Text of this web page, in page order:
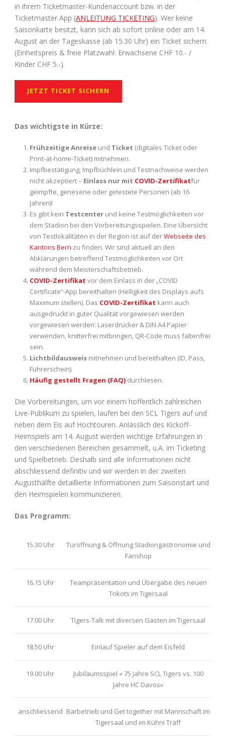
in ihrem Ticketmaster-Kundenaccount bzw. in der
Ticketmaster App (ANLEITUNG TICKETING). Wer keine
Saisonkarte besitzt, kann sich ab sofort online oder am 14.
August an der Tageskasse (ab 15.30 Uhr) ein Ticket sichern
(Einheitspreis & freie Platzwahl: Erwachsene CHF 10.- /
Kinder CHF 5.-).
JETZT TICKET SICHERN
Das wichtigste in Kürze:
Frühzeitige Anreise und Ticket (digitales Ticket oder
Print-at-home-Ticket) mitnehmen.
Impfbestätigung, Impfbüchlein und Testnachweise werden
nicht akzeptiert – Einlass nur mit COVID-Zertifikatfür
geimpfte, genesene oder getestete Personen (ab 16
Jahren)!
Es gibt kein Testcenter und keine Testmöglichkeiten vor
dem Stadion bei den Vorbereitungsspielen. Eine Übersicht
von Testlokalitäten in der Region ist auf derWebseite des
Kantons Bern zu finden. Wir sind aktuell an den
Abklärungen betreffend Testmöglichkeiten vor Ort
während dem Meisterschaftsbetrieb.
COVID-Zertifikat vor dem Einlass in der „COVID
Certificate“-App bereithalten (Helligkeit des Displays aufs
Maximum stellen). Das COVID-Zertifikat kann auch
ausgedruckt in guter Qualität vorgewiesen werden
vorgewiesen werden: Laserdrucker & DIN A4 Papier
verwenden, knitterfrei mitbringen, QR-Code muss faltenfrei
sein.
Lichtbildausweis mitnehmen und bereithalten (ID, Pass,
Führerschein).
Häufig gestellt Fragen (FAQ) durchlesen.
Die Vorbereitungen, um vor einem hoffentlich zahlreichen
Live-Publikum zu spielen, laufen bei den SCL Tigers auf und
neben dem Eis auf Hochtouren. Anlässlich des Kickoff-
Heimspiels am 14. August werden wichtige Erfahrungen in
den verschiedenen Bereichen gesammelt, u.A. im Ticketing
und Spielbetrieb. Deshalb sind alle Informationen nicht
abschliessend definitiv und wir werden in der zweiten
Augusthälfte detaillierte Informationen zum Saisonstart und
den Heimspielen kommunizieren.
Das Programm:
15.30 Uhr
Türöffnung & Öffnung Stadiongastronomie und
Fanshop
16.15 Uhr
Teampräsentation und Übergabe des neuen
Trikots im Tigersaal
17.00 Uhr Tigers-Talk mit diversen Gästen im Tigersaal
18.50 Uhr Einlauf Spieler auf dem Eisfeld
19.00 Uhr
Jubiläumsspiel « 75 Jahre SCL Tigers vs. 100
Jahre HC Davos»
anschliessend Barbetrieb und Get together mit Mannschaft im
Tigersaal und im Kühni Träff